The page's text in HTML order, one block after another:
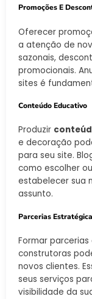
Promoções E
Oferecer
a atenção de
sazonais,
promocionais.
sites é
Conteúdo Educativo
Produzir
e decoração
para seu site.
como escolher
estabelecer sua
assunto.
Parcerias
Formar
construtoras
novos clientes.
seus serviços
visibilidade da